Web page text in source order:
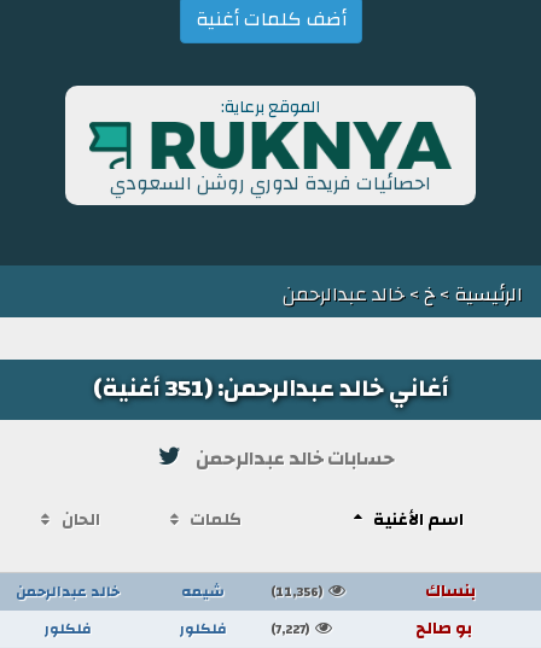
أضف كلمات أغنية
الموقع برعاية:
احصائيات فريدة لدوري روشن السعودي
الرئيسية>خ> خالد عبدالرحمن
أغاني خالد عبدالرحمن: (351 أغنية)
حسابات خالد عبدالرحمن
اسم الأغنية كلمات الحان
بنساك (11,356) شيمه خالد عبدالرحمن
بو صالح (7,227) فلكلور فلكلور